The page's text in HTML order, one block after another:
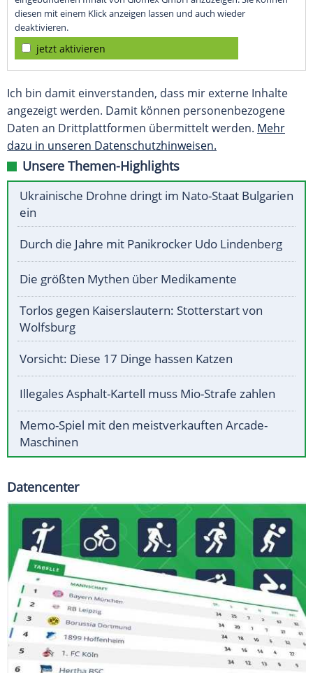
diesen mit einem Klick anzeigen lassen und auch wieder
deaktivieren.
jetzt aktivieren
Ich bin damit einverstanden, dass mir externe Inhalte
angezeigt werden. Damit können personenbezogene
Daten an Drittplattformen übermittelt werden. Mehr
dazu in unseren Datenschutzhinweisen.
Unsere Themen-Highlights
Ukrainische Drohne dringt im Nato-Staat Bulgarien
ein
Durch die Jahre mit Panikrocker Udo Lindenberg
Die größten Mythen über Medikamente
Torlos gegen Kaiserslautern: Stotterstart von
Wolfsburg
Vorsicht: Diese 17 Dinge hassen Katzen
Illegales Asphalt-Kartell muss Mio-Strafe zahlen
Memo-Spiel mit den meistverkauften Arcade-
Maschinen
Datencenter